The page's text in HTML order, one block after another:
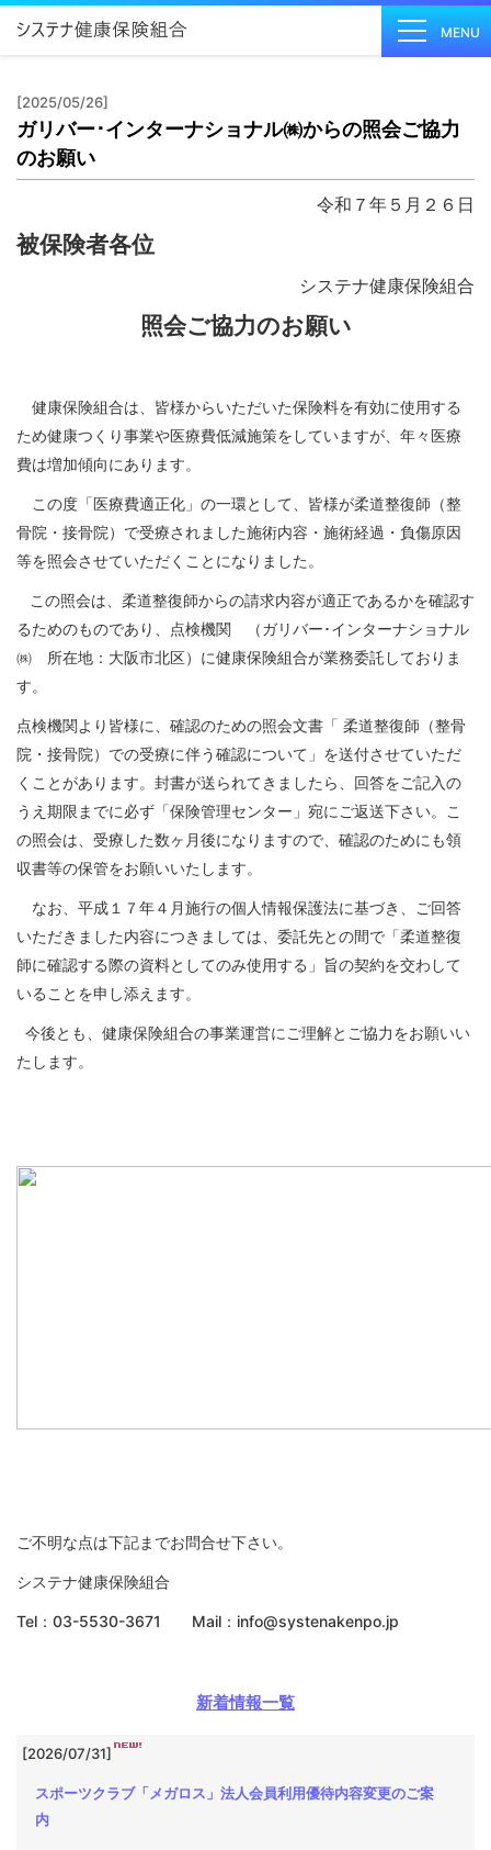
MENU
健保の
しくみ
System
保健事
業
Health
Checkup
各種手
続き
Procedure
申請書
一覧
Application
よくあ
る質問
[2025/05/26]
ガリバー･インターナショナル㈱からの照会ご協力
のお願い
令和７年５月２６日
被保険者各位
システナ健康保険組合
照会ご協力のお願い
健康保険組合は、皆様からいただいた保険料を有効に使用する
ため健康つくり事業や医療費低減施策をしていますが、年々医療
費は増加傾向にあります。
この度「医療費適正化」の一環として、皆様が柔道整復師（整
骨院・接骨院）で受療されました施術内容・施術経過・負傷原因
等を照会させていただくことになりました。
この照会は、柔道整復師からの請求内容が適正であるかを確認す
るためのものであり、点検機関 （ガリバー･インターナショナル
㈱ 所在地：大阪市北区）に健康保険組合が業務委託しておりま
す。
点検機関より皆様に、確認のための照会文書「 柔道整復師（整骨
院・接骨院）での受療に伴う確認について」を送付させていただ
くことがあります。封書が送られてきましたら、回答をご記入の
うえ期限までに必ず「保険管理センター」宛にご返送下さい。こ
の照会は、受療した数ヶ月後になりますので、確認のためにも領
収書等の保管をお願いいたします。
なお、平成１７年４月施行の個人情報保護法に基づき、ご回答
いただきました内容につきましては、委託先との間で「柔道整復
師に確認する際の資料としてのみ使用する」旨の契約を交わして
いることを申し添えます。
今後とも、健康保険組合の事業運営にご理解とご協力をお願いい
たします。
ご不明な点は下記までお問合せ下さい。
システナ健康保険組合
Tel ： 03-5530-3671 Mail ： info@systenakenpo.jp
新着情報一覧
[2026/07/31]
スポーツクラブ「メガロス」法人会員利用優待内容変更のご案
内